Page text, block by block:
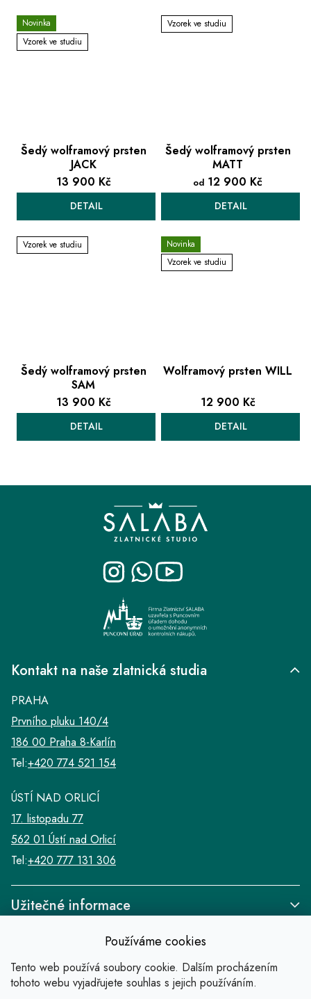
Používáme cookies
Tento web používá soubory cookie. Dalším procházením
tohoto webu vyjadřujete souhlas s jejich používáním.
Novinka
Vzorek ve studiu
Šedý wolframový prsten
JACK
13 900 Kč
DETAIL
Vzorek ve studiu
Šedý wolframový prsten
MATT
od 12 900 Kč
DETAIL
Vzorek ve studiu
Šedý wolframový prsten
SAM
13 900 Kč
DETAIL
Novinka
Vzorek ve studiu
Wolframový prsten WILL
12 900 Kč
DETAIL
v
l
á
d
c
í
p
r
v
y
Užitečné informace
Kontakt na naše zlatnická studia
PRAHA
Prvního pluku 140/4
186 00 Praha 8-Karlín
Tel:+420 774 521 154
ÚSTÍ NAD ORLICÍ
17. listopadu 77
562 01 Ústí nad Orlicí
Tel:+420 777 131 306